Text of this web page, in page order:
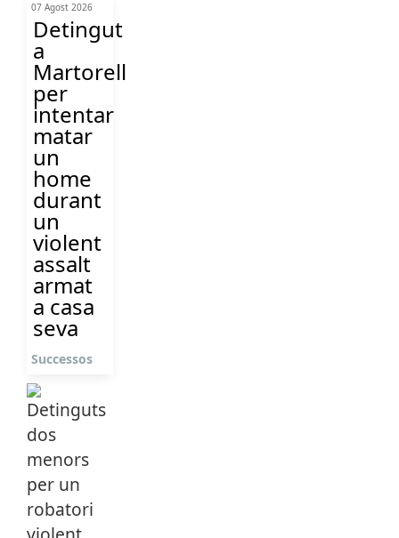
07 Agost 2026
Detingut
a
Martorell
per
intentar
matar
un
home
durant
un
violent
assalt
armat
a casa
seva
Successos